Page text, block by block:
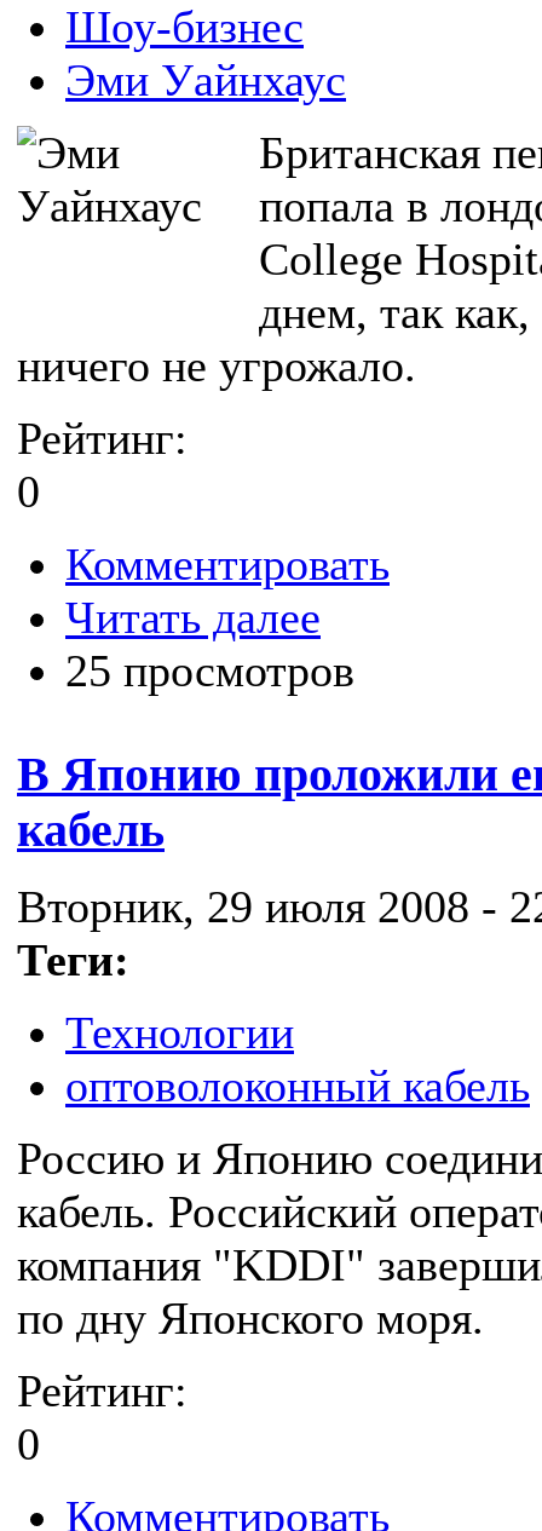
Шоу-бизнес
Эми Уайнхаус
Британская
попала в
College
днем, так
ничего не угрожало.
Рейтинг:
0
Комментировать
Читать далее
25 просмотров
В Японию проложили
кабель
Вторник, 29 июля 2008 -
Теги:
Технологии
оптоволоконный кабель
Россию и Японию
кабель. Российский
компания "KDDI"
по дну Японского моря.
Рейтинг:
0
Комментировать